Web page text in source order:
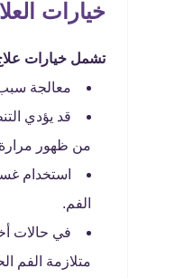
خيارات
تشمل خيارات
معالجة
قد يؤدي
من ظهور
استخدام
الفم.
في حالات
متلازمة الفم